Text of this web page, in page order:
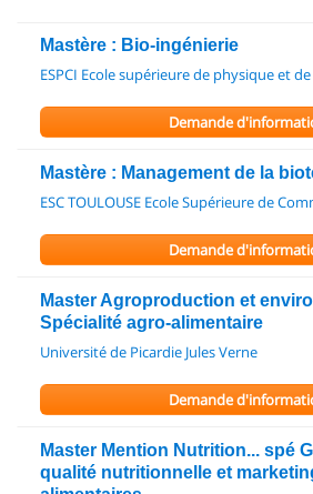
Mastère : Bio-ingénierie
ESPCI Ecole supérieure de physique et
Demande
Mastère : Management de la
ESC TOULOUSE Ecole Supérieure de
Demande
Master Agroproduction et
Spécialité agro-alimentaire
Université de Picardie Jules Verne
Demande
Master Mention Nutrition... spé
qualité nutritionnelle et